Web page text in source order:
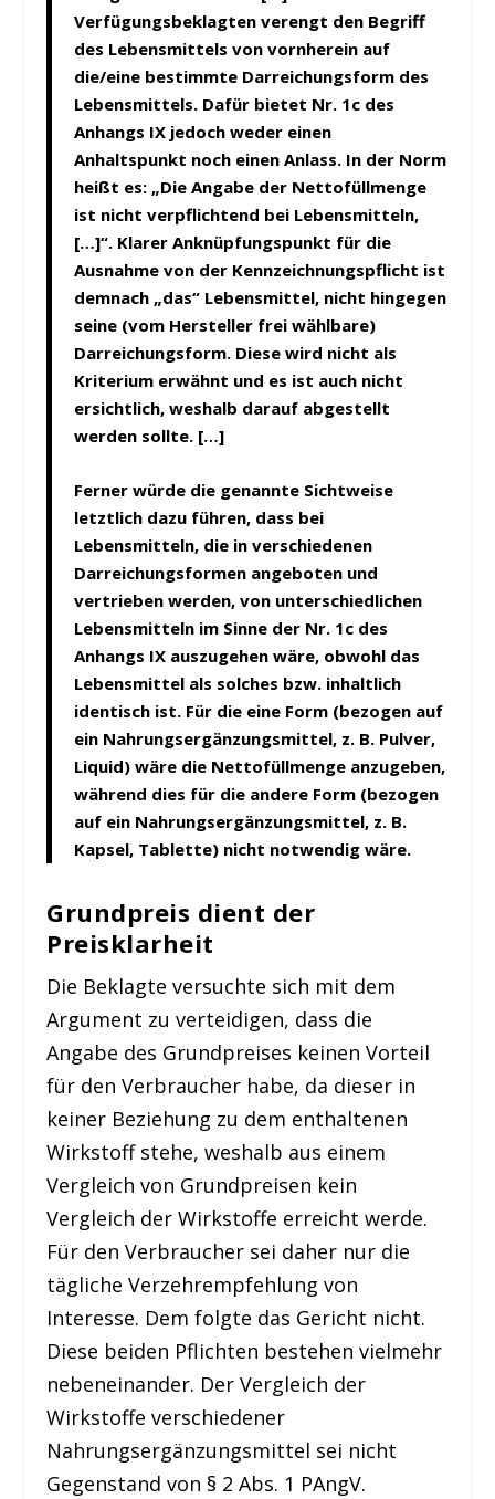
Verfügungsbeklagten verengt den Begriff
des Lebensmittels von vornherein auf
die/eine bestimmte Darreichungsform des
Lebensmittels. Dafür bietet Nr. 1c des
Anhangs IX jedoch weder einen
Anhaltspunkt noch einen Anlass. In der Norm
heißt es: „Die Angabe der Nettofüllmenge
ist nicht verpflichtend bei Lebensmitteln,
[…]“. Klarer Anknüpfungspunkt für die
Ausnahme von der Kennzeichnungspflicht ist
demnach „das“ Lebensmittel, nicht hingegen
seine (vom Hersteller frei wählbare)
Darreichungsform. Diese wird nicht als
Kriterium erwähnt und es ist auch nicht
ersichtlich, weshalb darauf abgestellt
werden sollte. […]
Ferner würde die genannte Sichtweise
letztlich dazu führen, dass bei
Lebensmitteln, die in verschiedenen
Darreichungsformen angeboten und
vertrieben werden, von unterschiedlichen
Lebensmitteln im Sinne der Nr. 1c des
Anhangs IX auszugehen wäre, obwohl das
Lebensmittel als solches bzw. inhaltlich
identisch ist. Für die eine Form (bezogen auf
ein Nahrungsergänzungsmittel, z. B. Pulver,
Liquid) wäre die Nettofüllmenge anzugeben,
während dies für die andere Form (bezogen
auf ein Nahrungsergänzungsmittel, z. B.
Kapsel, Tablette) nicht notwendig wäre.
Grundpreis dient der
Preisklarheit
Die Beklagte versuchte sich mit dem
Argument zu verteidigen, dass die
Angabe des Grundpreises keinen Vorteil
für den Verbraucher habe, da dieser in
keiner Beziehung zu dem enthaltenen
Wirkstoff stehe, weshalb aus einem
Vergleich von Grundpreisen kein
Vergleich der Wirkstoffe erreicht werde.
Für den Verbraucher sei daher nur die
tägliche Verzehrempfehlung von
Interesse. Dem folgte das Gericht nicht.
Diese beiden Pflichten bestehen vielmehr
nebeneinander. Der Vergleich der
Wirkstoffe verschiedener
Nahrungsergänzungsmittel sei nicht
Gegenstand von § 2 Abs. 1 PAngV.